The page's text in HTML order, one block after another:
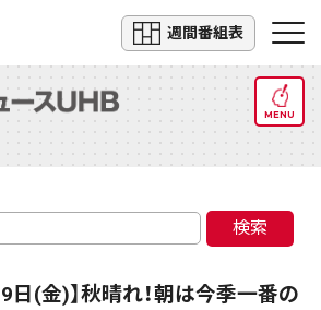
週間番組表
MENU
検索
日(金)】秋晴れ！朝は今季一番の